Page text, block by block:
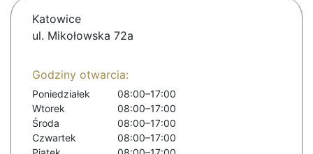
Katowice
ul. Mikołowska 72a
Godziny otwarcia:
Poniedziałek
08:00–17:00
Wtorek
08:00–17:00
Środa
08:00–17:00
Czwartek
08:00–17:00